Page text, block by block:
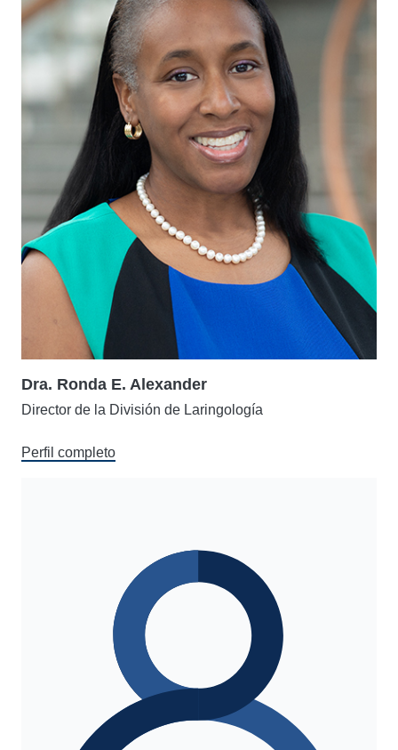
Dra. Ronda E. Alexander
Director de la División de Laringología
Perfil completo